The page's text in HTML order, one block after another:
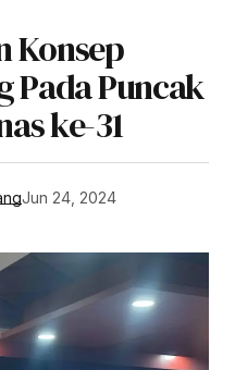
Konsep
Pada Puncak
ke-31
Jun 24, 2024